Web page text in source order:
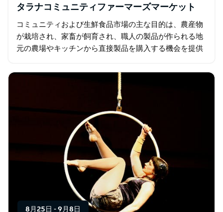
タラナコミュニティファーマーズマーケット
コミュニティおよび生鮮食品市場の主な目的は、農産物
が栽培され、家畜が飼育され、職人の製品が作られる地
元の農場やキッチンから直接製品を購入する機会を提供
に生産されているかを学ぶことができ…
8月25日 - 9月8日